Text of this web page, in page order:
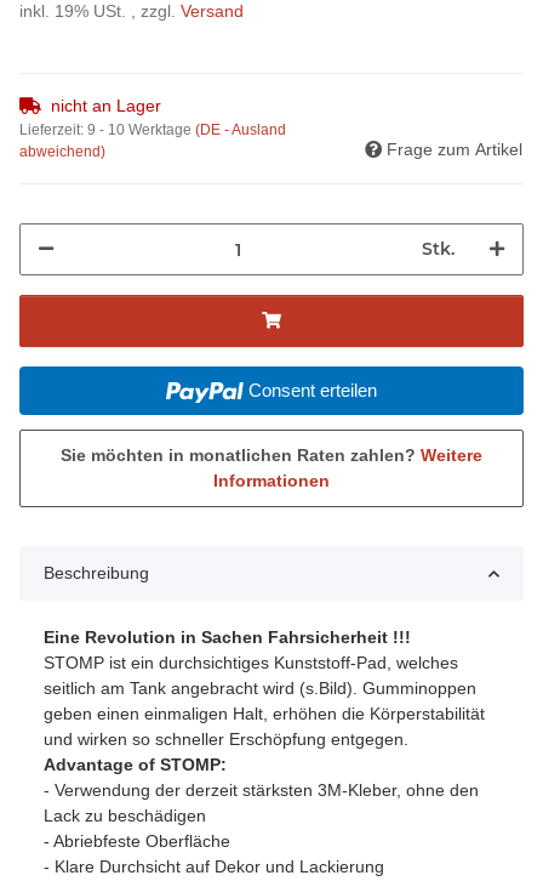
inkl. 19% USt. , zzgl. Versand
nicht an Lager
Lieferzeit: 9 - 10 Werktage (DE - Ausland
abweichend)
Frage zum Artikel
Stk.
Consent erteilen
Sie möchten in monatlichen Raten zahlen? Weitere
Informationen
Beschreibung
Eine Revolution in Sachen Fahrsicherheit !!!
STOMP ist ein durchsichtiges Kunststoff-Pad, welches
seitlich am Tank angebracht wird (s.Bild). Gumminoppen
geben einen einmaligen Halt, erhöhen die Körperstabilität
und wirken so schneller Erschöpfung entgegen.
Advantage of STOMP:
- Verwendung der derzeit stärksten 3M-Kleber, ohne den
Lack zu beschädigen
- Abriebfeste Oberfläche
- Klare Durchsicht auf Dekor und Lackierung